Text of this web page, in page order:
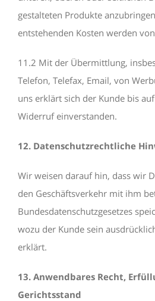
gestalteten Produkte
entstehenden Kosten werden
11.2 Mit der Übermittlung,
Telefon, Telefax, Email, von
uns erklärt sich der Kunde bis
Widerruf einverstanden.
12. Datenschutzrechtliche
Wir weisen darauf hin, dass wir
den Geschäftsverkehr mit ihm
Bundesdatenschutzgesetzes
wozu der Kunde sein
erklärt.
13. Anwendbares Recht,
Gerichtsstand